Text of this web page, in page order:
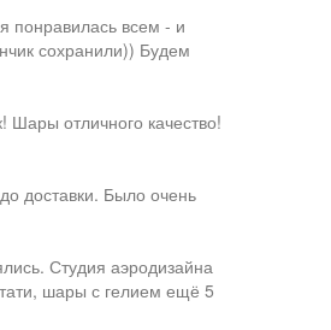
понравилась всем - и
сохранили)) Будем
отличного качество!
доставки. Было очень
Студия аэродизайна
шары с гелием ещё 5